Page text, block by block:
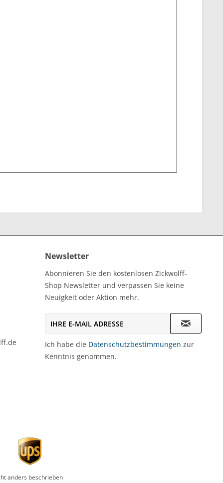
Newsletter
Abonnieren Sie den kostenlosen Zickwolff-
Shop Newsletter und verpassen Sie keine
Neuigkeit oder Aktion mehr.
Ich habe die Datenschutzbestimmungen zur
Kenntnis genommen.
anders beschrieben